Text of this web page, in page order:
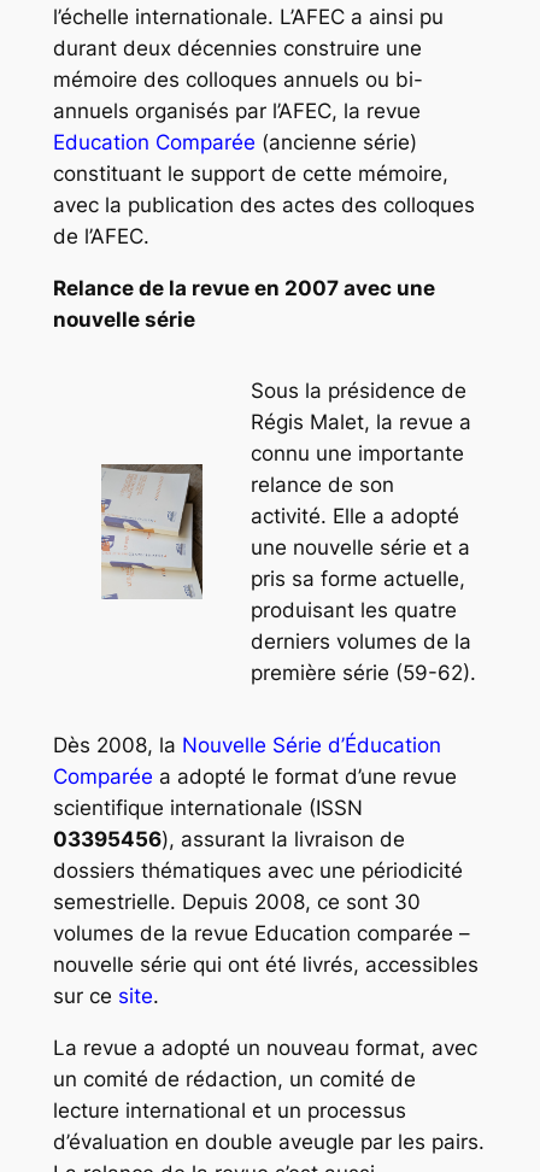
l’échelle internationale. L’AFEC a ainsi pu
durant deux décennies construire une
mémoire des colloques annuels ou bi-
annuels organisés par l’AFEC, la revue
Education Comparée (ancienne série)
constituant le support de cette mémoire,
avec la publication des actes des colloques
de l’AFEC.
Relance de la revue en 2007 avec une
nouvelle série
Sous la présidence de
Régis Malet, la revue a
connu une importante
relance de son
activité. Elle a adopté
une nouvelle série et a
pris sa forme actuelle,
produisant les quatre
derniers volumes de la
première série (59-62).
Dès 2008, la Nouvelle Série d’Éducation
Comparée a adopté le format d’une revue
scientifique internationale (ISSN
03395456), assurant la livraison de
dossiers thématiques avec une périodicité
semestrielle. Depuis 2008, ce sont 30
volumes de la revue Education comparée –
nouvelle série qui ont été livrés, accessibles
sur ce site.
La revue a adopté un nouveau format, avec
un comité de rédaction, un comité de
lecture international et un processus
d’évaluation en double aveugle par les pairs.